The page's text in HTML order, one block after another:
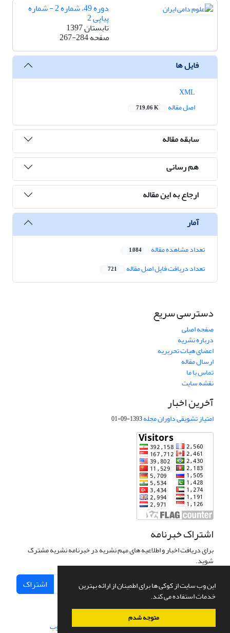
این وب سایت از کوکی ها برای اطمینان از ارائه بهترین
خدمات استفاده می کند.
متوجه شدم
دوره 49، شماره 2 - شماره
پیاپی 2
تابستان 1397
صفحه267-284
فایل ها
اصل مقاله
719.06 K
سابقه مقاله
هم رسانی
ارجاع به این مقاله
آمار
تعداد مشاهده مقاله 1,084
تعداد دریافت فایل اصل مقاله 721
دسترسی سریع
صفحه اصلی
درباره نشریه
اعضای هیات تحریریه
ارسال مقاله
تماس با ما
نقشه سایت
آخرین اخبار
امتیاز تشویقی داوران مجله1393-09-01
اشتراک خبرنامه
برای دریافت اخبار و اطلاعیه های مهم نشریه در خبرنامه نشریه مشترک
شوید.
اشتراک
سامانه مدیریت نشریات علمی.طراحی و پیاده سازی از سیناوب